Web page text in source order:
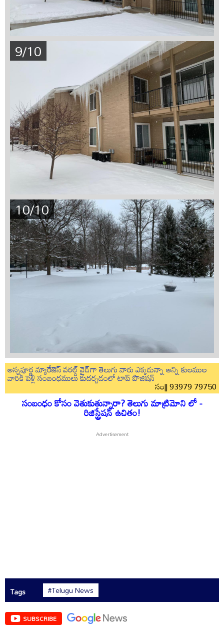
9/10
10/10
అన్నపూర్ణ మ్యారేజెస్ వరల్డ్ వైడ్‌గా తెలుగు వారు ఎక్కడున్నా అన్ని కులముల
వారికి పెళ్లి సంబంధములు కుదర్చడంలో టాప్ పొజిషన్
సం|| 93979 79750
సంబంధం కోసం వెతుకుతున్నారా? తెలుగు మాట్రిమోని లో -
రిజిస్ట్రేషన్ ఉచితం!
Tags #Telugu News
SUBSCRIBE